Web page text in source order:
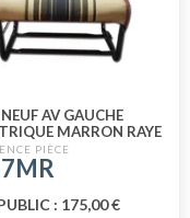
NEUF AV GAUCHE
MARRON RAYE
: 175,00 €